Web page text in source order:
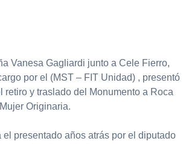
Vanesa Gagliardi junto a Cele Fierro,
por el (MST – FIT Unidad) , presentó
retiro y traslado del Monumento a Roca
Originaria.
el presentado años atrás por el diputado